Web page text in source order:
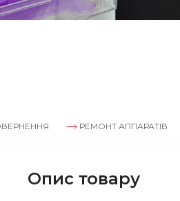
РЕМОНТ АППАРАТІВ 14-
Опис товару